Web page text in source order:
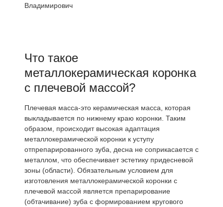
Владимирович
Что такое
металлокерамическая коронка
с плечевой массой?
Плечевая масса-это керамическая масса, которая
выкладывается по нижнему краю коронки. Таким
образом, происходит высокая адаптация
металлокерамической коронки к уступу
отпрепарированного зуба, десна не соприкасается с
металлом, что обеспечивает эстетику придесневой
зоны (области). Обязательным условием для
изготовления металлокерамической коронки с
плечевой массой является препарирование
(обтачивание) зуба с формированием кругового